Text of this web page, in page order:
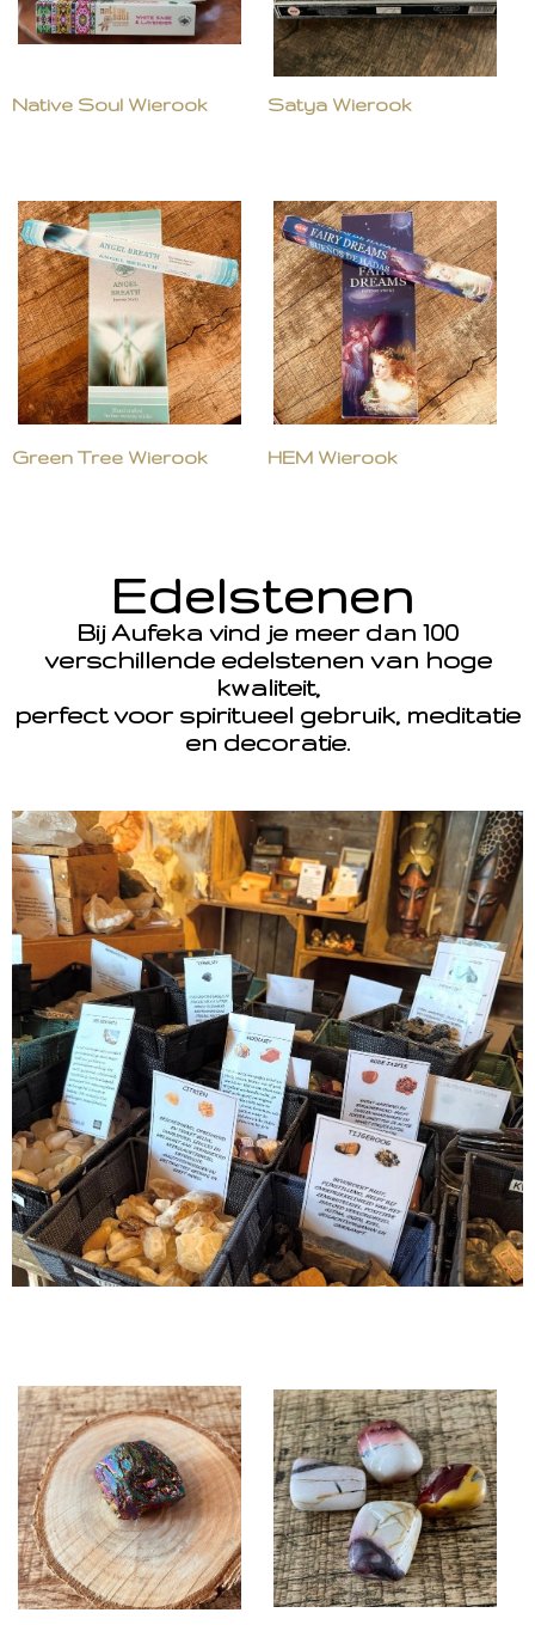
Native Soul Wierook Satya Wierook
Green Tree Wierook HEM Wierook
Edelstenen
Bij Aufeka vind je meer dan 100
verschillende edelstenen van hoge
kwaliteit,
perfect voor spiritueel gebruik, meditatie
en decoratie.